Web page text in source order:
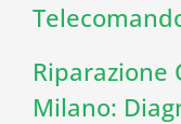
Riparazione
Milano: